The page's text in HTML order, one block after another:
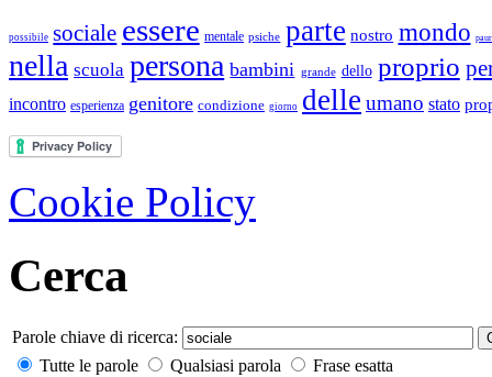
possibile sociale essere mentale psiche parte nostro mondo
nella scuola persona bambini grande dello proprio
incontro esperienza genitore condizione giorno delle umano stato
Cookie Policy
Cerca
Parole chiave di ricerca:
Tutte le parole Qualsiasi parola
Frase esatta